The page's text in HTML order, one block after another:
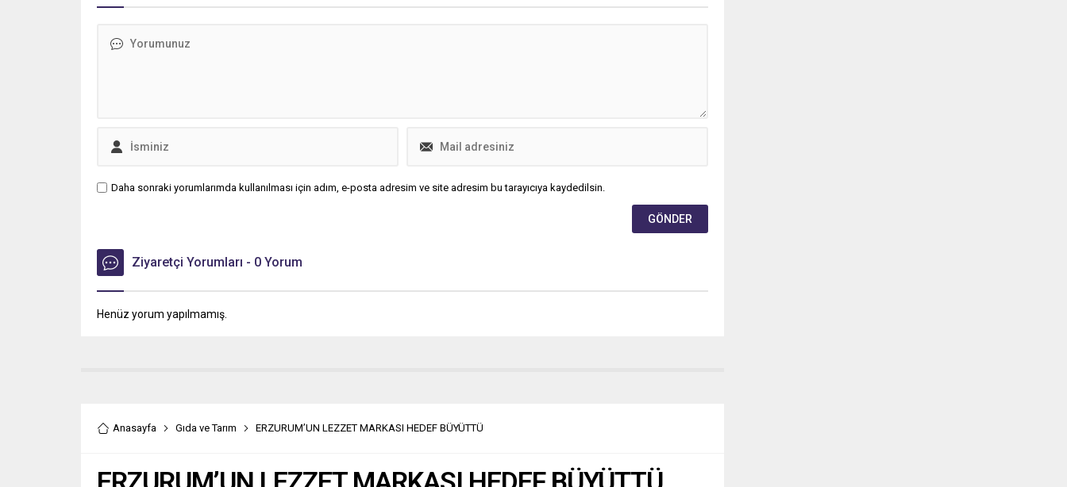
acemi madencilere yardım ederken
üretimlerinin yanına yenilerini
müzikseverlerle yeniden buluşacak.
Daha sonraki yorumlarımda kullanılması için adım, e-posta adresim ve site adresim bu tarayıcıya kaydedilsin.
Ziyaretçi Yorumları - 0 Yorum
Henüz yorum yapılmamış.
Anasayfa Gıda ve Tarım ERZURUM’UN LEZZET MARKASI HEDEF BÜYÜTTÜ